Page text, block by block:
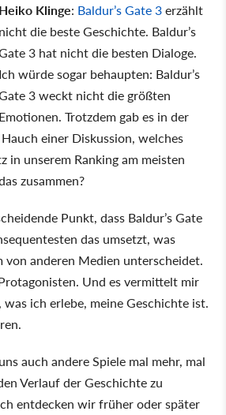
Heiko Klinge: Baldur’s Gate 3erzählt
nicht die beste Geschichte. Baldur’s
3 hat nicht die besten Dialoge.
Ich würde sogar behaupten: Baldur’s
3 weckt nicht die größten
Emotionen. Trotzdem gab es in der
einer Diskussion, welches
in unserem Ranking am meisten
zusammen?
Punkt, dass Baldur’s Gate
das umsetzt, was
von anderen Medien unterscheidet.
Und es vermittelt mir
was ich erlebe, meine Geschichte ist.
auch andere Spiele mal mehr, mal
Verlauf der Geschichte zu
entdecken wir früher oder später